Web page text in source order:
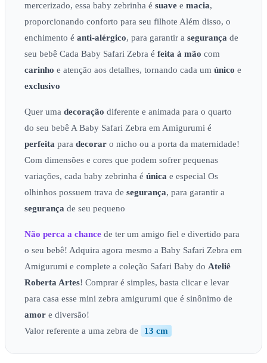
mercerizado, essa baby zebrinha é suave e macia,
proporcionando conforto para seu filhote Além disso, o
enchimento é anti-alérgico, para garantir a segurança de
seu bebê Cada Baby Safari Zebra é feita à mão com
carinho e atenção aos detalhes, tornando cada um único e
exclusivo
Quer uma decoração diferente e animada para o quarto
do seu bebê A Baby Safari Zebra em Amigurumi é
perfeita para decorar o nicho ou a porta da maternidade!
Com dimensões e cores que podem sofrer pequenas
variações, cada baby zebrinha é única e especial Os
olhinhos possuem trava de segurança, para garantir a
segurança de seu pequeno
Não perca a chance de ter um amigo fiel e divertido para
o seu bebê! Adquira agora mesmo a Baby Safari Zebra em
Amigurumi e complete a coleção Safari Baby do Ateliê
Roberta Artes! Comprar é simples, basta clicar e levar
para casa esse mini zebra amigurumi que é sinônimo de
amor e diversão!
Valor referente a uma zebra de
13 cm